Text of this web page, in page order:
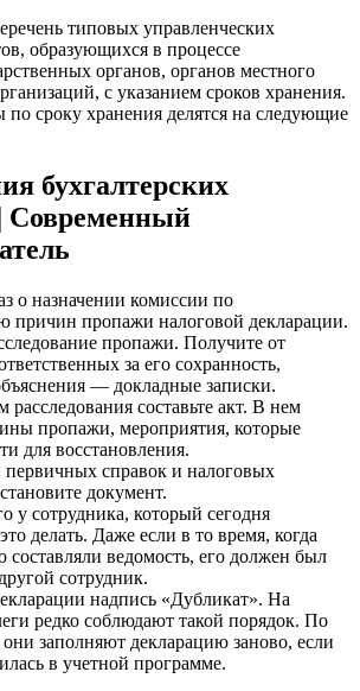
типовых управленческих
образующихся в процессе
органов, органов местного
с указанием сроков хранения.
сроку хранения делятся на следующие
бухгалтерских
Современный
о назначении комиссии по
причин пропажи налоговой декларации.
пропажи. Получите от
за его сохранность,
— докладные записки.
расследования составьте акт. В нем
пропажи, мероприятия, которые
для восстановления.
справок и налоговых
документ.
у сотрудника, который сегодня
делать. Даже если в то время, когда
составляли ведомость, его должен был
сотрудник.
надпись «Дубликат». На
редко соблюдают такой порядок. По
заполняют декларацию заново, если
в учетной программе.